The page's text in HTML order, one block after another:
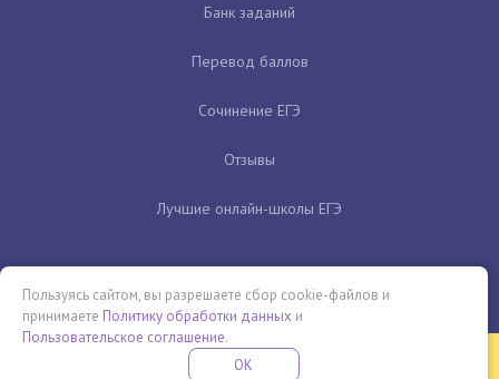
Банк заданий
Перевод баллов
Сочинение ЕГЭ
Отзывы
Лучшие онлайн-школы ЕГЭ
Бесплатная летняя школа
Пользуясь сайтом, вы разрешаете сбор cookie-файлов и
принимаете Политику обработки данных и
Пользовательское соглашение.
OK